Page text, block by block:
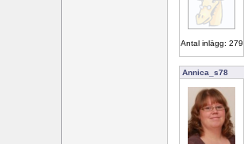
Antal inlägg: 279
Annica_s78